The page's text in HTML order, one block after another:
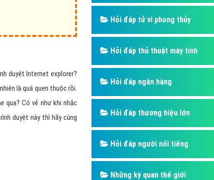
Dịch vụ quảng cáo Youtube
Dịch vụ quảng cáo Tiktok
Dịch vụ quảng cáo Zalo
Hỏi đáp quảng cáo Youtube
Quảng cáo Cốc Cốc hiệu quả
Nghĩa là gì
duyệt Internet explorer?
là quá quen thuộc rồi.
qua? Có vẻ như khi nhắc
duyệt này thì hãy cùng
Hỏi đáp tử vi phong thủy
Hỏi đáp thủ thuật máy tính
Hỏi đáp ngân hàng
Hỏi đáp thương hiệu lớn
Hỏi đáp người nổi tiếng
Những kỳ quan thế giới